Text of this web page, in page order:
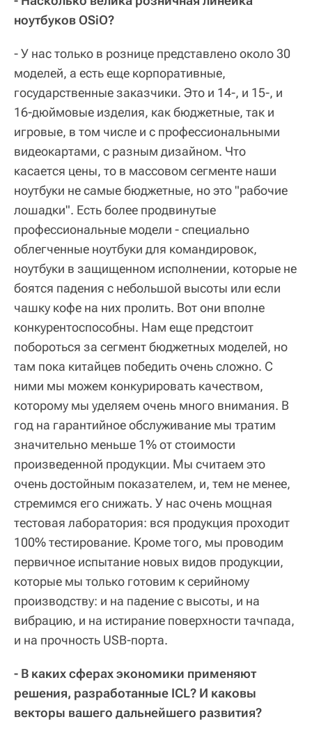
ноутбуков OSiO?
- У нас только в рознице представлено около 30
моделей, а есть еще корпоративные,
государственные заказчики. Это и 14-, и 15-, и
16-дюймовые изделия, как бюджетные, так и
игровые, в том числе и с профессиональными
видеокартами, с разным дизайном. Что
касается цены, то в массовом сегменте наши
ноутбуки не самые бюджетные, но это "рабочие
лошадки". Есть более продвинутые
профессиональные модели - специально
облегченные ноутбуки для командировок,
ноутбуки в защищенном исполнении, которые не
боятся падения с небольшой высоты или если
чашку кофе на них пролить. Вот они вполне
конкурентоспособны. Нам еще предстоит
побороться за сегмент бюджетных моделей, но
там пока китайцев победить очень сложно. С
ними мы можем конкурировать качеством,
которому мы уделяем очень много внимания. В
год на гарантийное обслуживание мы тратим
значительно меньше 1% от стоимости
произведенной продукции. Мы считаем это
очень достойным показателем, и, тем не менее,
стремимся его снижать. У нас очень мощная
тестовая лаборатория: вся продукция проходит
100% тестирование. Кроме того, мы проводим
первичное испытание новых видов продукции,
которые мы только готовим к серийному
производству: и на падение с высоты, и на
вибрацию, и на истирание поверхности тачпада,
и на прочность USB-порта.
- В каких сферах экономики применяют
решения, разработанные ICL? И каковы
векторы вашего дальнейшего развития?